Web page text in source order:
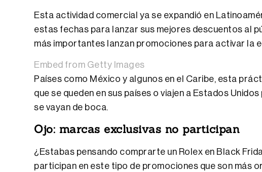
Esta actividad comercial ya se expandió en
estas fechas para lanzar sus mejores descuentos al
más importantes lanzan promociones para activar la
Embed from Getty Images
Países como México y algunos en el Caribe, esta
que se queden en sus países o viajen a Estados
se vayan de boca.
Ojo: marcas exclusivas no participan
¿Estabas pensando comprarte un Rolex en Black
participan en este tipo de promociones que son más